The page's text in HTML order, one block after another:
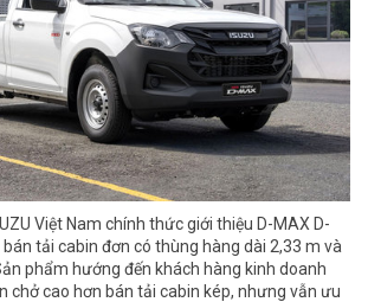
Việt Nam chính thức giới thiệu D-MAX D-
bán tải cabin đơn có thùng hàng dài 2,33 m và
phẩm hướng đến khách hàng kinh doanh
chở cao hơn bán tải cabin kép, nhưng vẫn ưu